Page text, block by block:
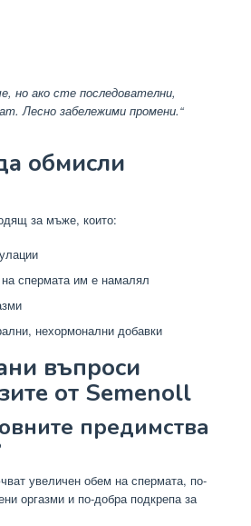
но ако сте последователни,
Лесно забележими промени.“
обмисли
за мъже, които:
спермата им е намалял
нехормонални добавки
въпроси
от Semenoll
предимства
увеличен обем на спермата, по-
оргазми и по-добра подкрепа за